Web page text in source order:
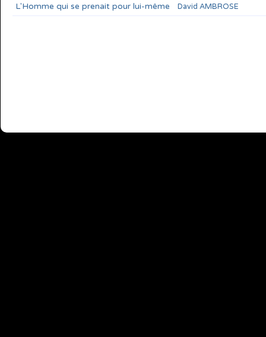
L'Homme qui se prenait pour lui-même David AMBROSE